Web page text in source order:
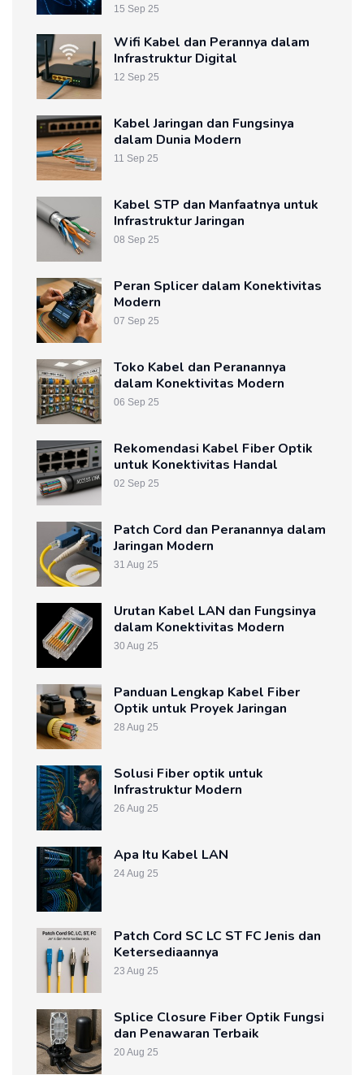
15 Sep 25
Wifi Kabel dan Perannya dalam
Infrastruktur Digital
12 Sep 25
Kabel Jaringan dan Fungsinya
dalam Dunia Modern
11 Sep 25
Kabel STP dan Manfaatnya untuk
Infrastruktur Jaringan
08 Sep 25
Peran Splicer dalam Konektivitas
Modern
07 Sep 25
Toko Kabel dan Peranannya
dalam Konektivitas Modern
06 Sep 25
Rekomendasi Kabel Fiber Optik
untuk Konektivitas Handal
02 Sep 25
Patch Cord dan Peranannya dalam
Jaringan Modern
31 Aug 25
Urutan Kabel LAN dan Fungsinya
dalam Konektivitas Modern
30 Aug 25
Panduan Lengkap Kabel Fiber
Optik untuk Proyek Jaringan
28 Aug 25
Solusi Fiber optik untuk
Infrastruktur Modern
26 Aug 25
Apa Itu Kabel LAN
24 Aug 25
Patch Cord SC LC ST FC Jenis dan
Ketersediaannya
23 Aug 25
Splice Closure Fiber Optik Fungsi
dan Penawaran Terbaik
20 Aug 25